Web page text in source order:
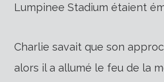
Lumpinee Stadium étaient
Charlie savait que son
alors il a allumé le feu de la